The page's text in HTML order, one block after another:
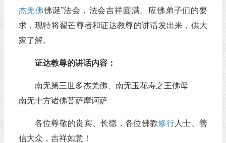
杰羌佛佛诞”法会，法会吉祥圆满。应佛弟子们的要
求，现特将翟芒尊者和证达教尊的讲话发出来，供大
家了解。
证达教尊的讲话内容：
南无第三世多杰羌佛、南无玉花寿之王佛母
南无十方诸佛菩萨摩诃萨
各位尊敬的贵宾、长德，各位佛教修行 人士、善
信大众，吉祥如意！